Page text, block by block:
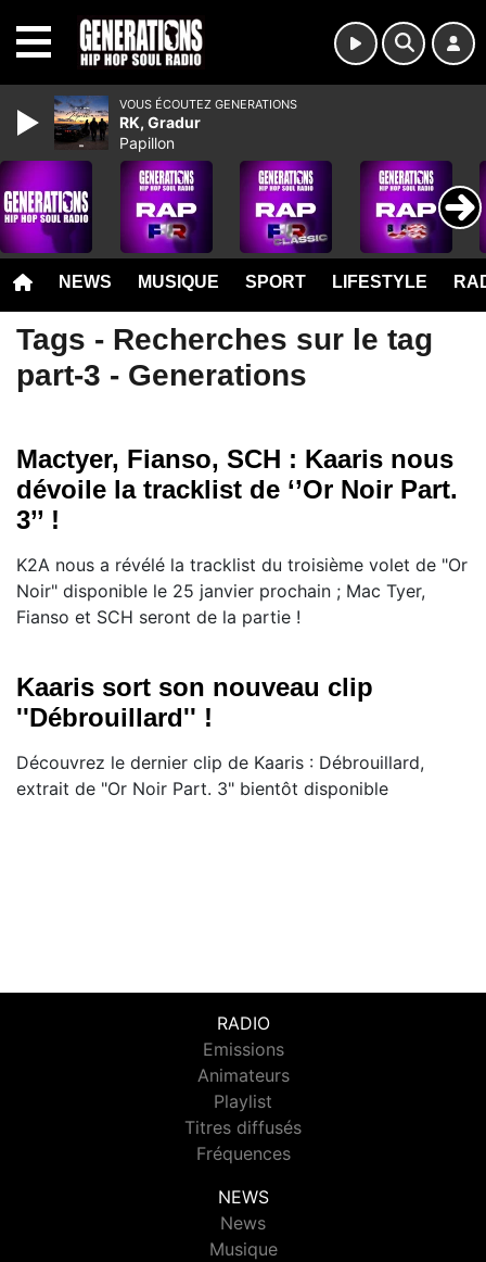
NEWS MUSIQUE SPORT LIFESTYLE
Tags - Recherches sur le tag
part-3 - Generations
Mactyer, Fianso, SCH : Kaaris nous
dévoile la tracklist de ‘’Or Noir Part.
3’’ !
K2A nous a révélé la tracklist du troisième volet de "Or
Noir" disponible le 25 janvier prochain ; Mac Tyer,
Fianso et SCH seront de la partie !
Kaaris sort son nouveau clip
''Débrouillard'' !
Découvrez le dernier clip de Kaaris : Débrouillard,
extrait de "Or Noir Part. 3" bientôt disponible
RADIO
Emissions
Animateurs
Playlist
Titres diffusés
Fréquences
NEWS
News
Musique
VOUS ÉCOUTEZ GENERATIONS
RK, Gradur
Papillon